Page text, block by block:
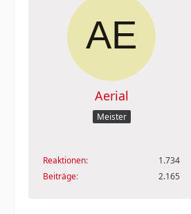
Aerial
Meister
Reaktionen
1.734
Beiträge
2.165